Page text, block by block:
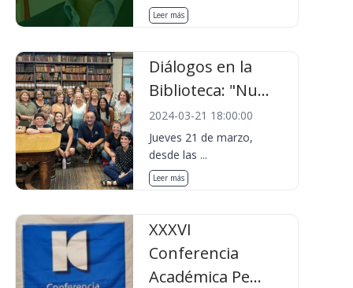
Leer más
Diálogos en la
Biblioteca: "Nu...
2024-03-21 18:00:00
Jueves 21 de marzo,
desde las ...
Leer más
XXXVI
Conferencia
Académica Pe...